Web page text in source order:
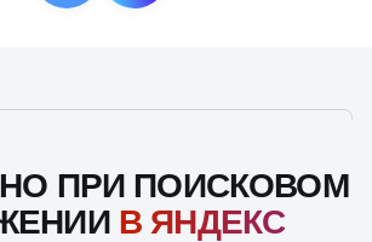
ПРИ ПОИСКОВОМ
В ЯНДЕКС